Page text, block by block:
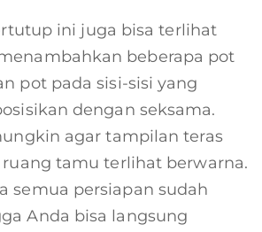
ini juga bisa terlihat
beberapa pot
pot pada sisi-sisi yang
dengan seksama.
agar tampilan teras
tamu terlihat berwarna.
semua persiapan sudah
Anda bisa langsung